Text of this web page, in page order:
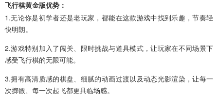
飞行棋黄金版优势：
1.无论你是初学者还是老玩家，都能在这款游戏中找到乐趣，节奏轻
快明朗。
2.游戏特别加入了闯关、限时挑战与道具模式，让玩家在不同场景下
感受飞行棋的无限可能。
3.拥有高清质感的棋盘、细腻的动画过渡以及动态光影渲染，让每一
次掷骰、每一次起飞都更具临场感。